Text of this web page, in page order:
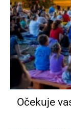
Očekuje